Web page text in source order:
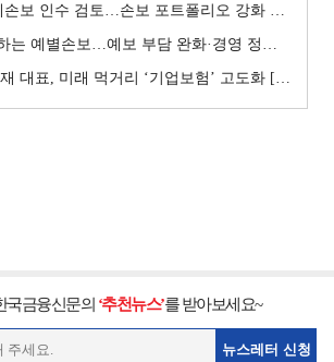
검토…손보 포트폴리오 강화 승부수 [보험사 M&A 지형도]
보…예보 부담 완화·경영 정상화 기대 [예별손보 새 주인 찾기 ④]
미래 먹거리 ‘기업보험’ 고도화 [손보사 일반보험 전략 (1)]
국금융신문의 ‘추천뉴스’를 받아보세요~
뉴스레터 신청